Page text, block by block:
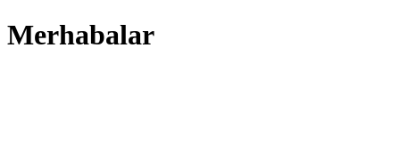
Merhabalar